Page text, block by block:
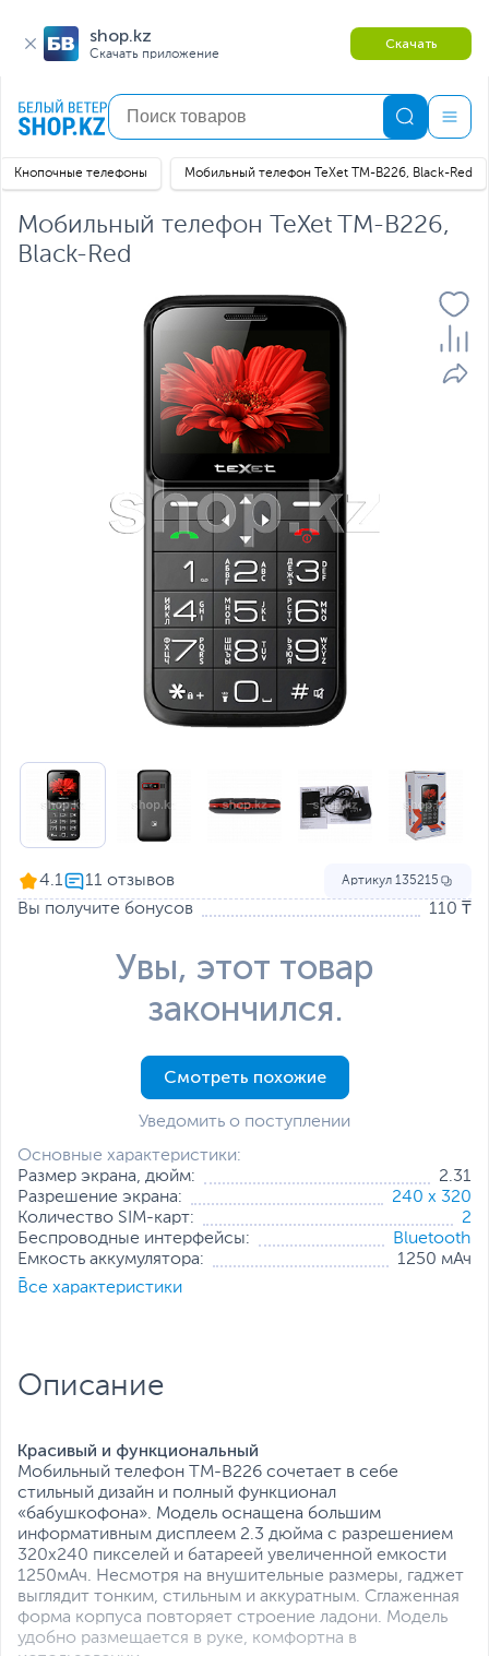
shop.kz
Скачать приложение
Скачать
Кнопочные телефоны Мобильный телефон TeXet TM-B226, Black-Red
Мобильный телефон TeXet TM-B226,
Black-Red
Основные характеристики:
Размер экрана, дюйм:
2.31
Разрешение экрана:
240 x 320
Количество SIM-карт:
2
Беспроводные интерфейсы:
Bluetooth
Емкость аккумулятора:
1250 мАч
Все характеристики
Все характеристики
4.1 Артикул 135215
Вы получите бонусов 110 ₸
Увы, этот товар
закончился.
Смотреть похожие
Уведомить о поступлении
Описание
Красивый и функциональный
Мобильный телефон TM-B226 сочетает в себе
стильный дизайн и полный функционал
«бабушкофона». Модель оснащена большим
информативным дисплеем 2.3 дюйма с разрешением
320x240 пикселей и батареей увеличенной емкости
1250мАч. Несмотря на внушительные размеры, гаджет
выглядит тонким, стильным и аккуратным. Сглаженная
форма корпуса повторяет строение ладони. Модель
удобно размещается в руке, комфортна в